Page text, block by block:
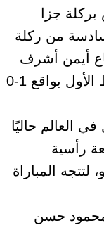
جزا
من ركلة
أيمن أشرف
في الدقيقة السادسة، لينتهي الشوط الأول بواقع 1-0
العالم حاليًا
٥٣ بعد متابعة رأسية
لتتجه المباراة
محمود حسن